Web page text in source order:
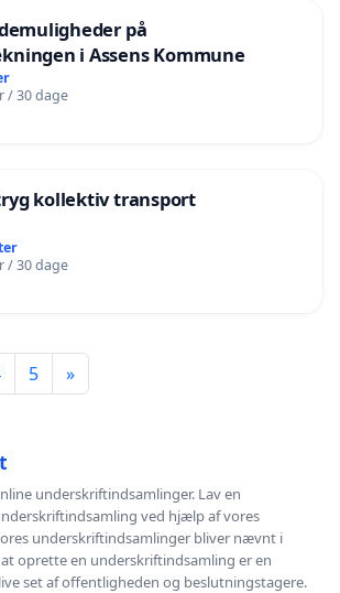
på
i Assens Kommune
/ 30 dage
kollektiv transport
/ 30 dage
5 »
underskriftindsamlinger. Lav en
ved hjælp af vores
underskriftindsamlinger bliver nævnt i
oprette en underskriftindsamling er en
set af offentligheden og beslutningstagere.